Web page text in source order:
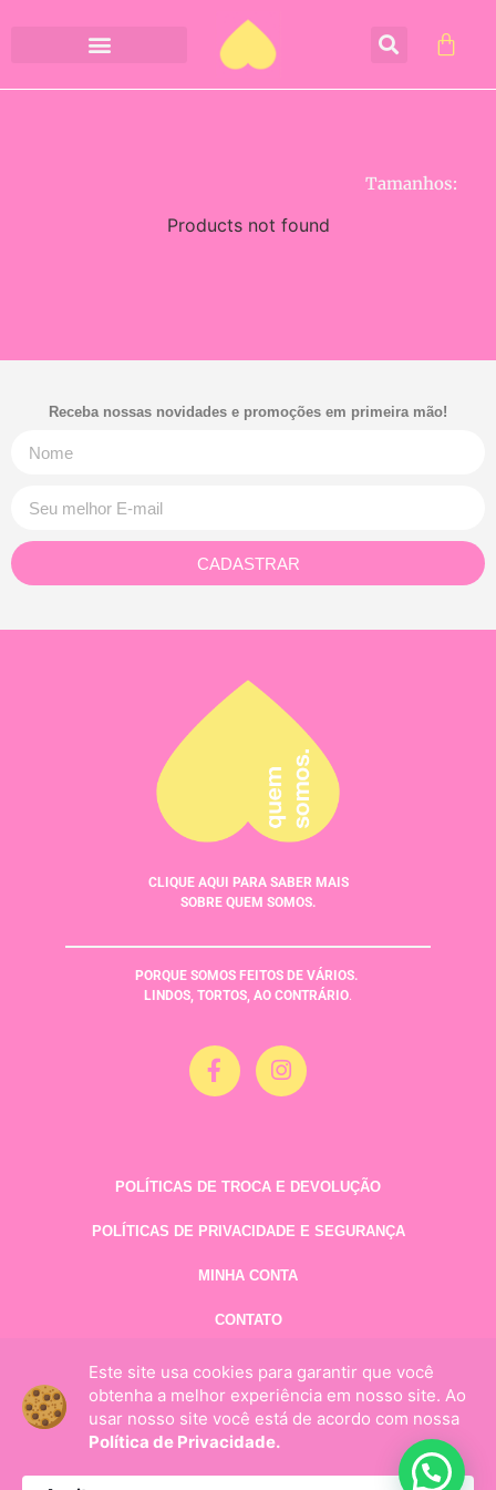
Tamanhos:
Products not found
Receba nossas novidades e promoções em primeira mão!
CADASTRAR
CLIQUE AQUI PARA SABER MAIS
SOBRE QUEM SOMOS.
PORQUE SOMOS FEITOS DE VÁRIOS.
LINDOS, TORTOS, AO CONTRÁRIO.
POLÍTICAS DE TROCA E DEVOLUÇÃO
POLÍTICAS DE PRIVACIDADE E SEGURANÇA
MINHA CONTA
CONTATO
Este site usa cookies para garantir que você
obtenha a melhor experiência em nosso site. Ao
usar nosso site você está de acordo com nossa
Política de Privacidade.
Pijame-se - 2020 © Todos os Direitos Reservados. Rua Jussara, 42 -
Cep 06815-110 / São Paulo – SP | CNPJ: 39.299.073/0001-61